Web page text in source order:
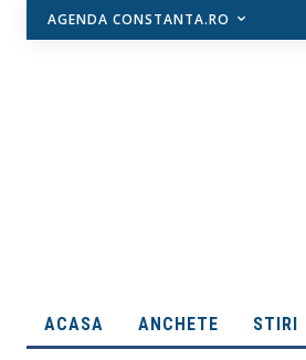
AGENDA CONSTANTA.RO
ACASA ANCHETE STIRI